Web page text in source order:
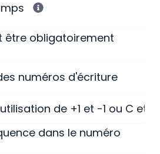
être obligatoirement
numéros d'écriture
de +1 et -1 ou C et D
dans le numéro